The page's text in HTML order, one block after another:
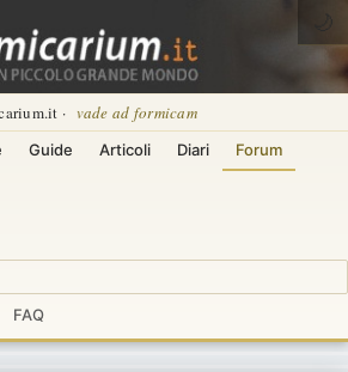
· vade ad formicam
Guide Articoli Diari Forum
FAQ
🌙